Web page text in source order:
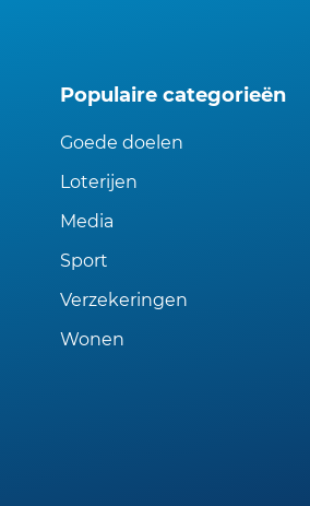
Populaire categorieën
Goede doelen
Loterijen
Media
Sport
Verzekeringen
Wonen